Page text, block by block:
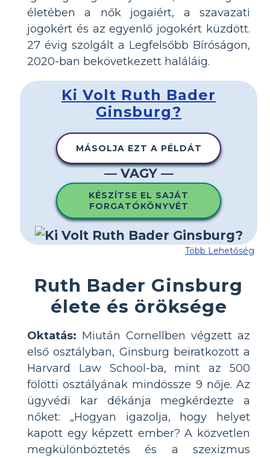
életében a nők jogaiért, a szavazati
jogokért és az egyenlő jogokért küzdött.
27 évig szolgált a Legfelsőbb Bíróságon,
2020-ban bekövetkezett haláláig.
Ki Volt Ruth Bader
Ginsburg?
MÁSOLJA EZT A PÉLDÁT
— VAGY —
KÉSZÍTSE EL SAJÁT
FORGATÓKÖNYVÉT
Több Lehetőség
Ruth Bader Ginsburg
élete és öröksége
Oktatás: Miután Cornellben végzett az
első osztályban, Ginsburg beiratkozott a
Harvard Law School-ba, mint az 500
fölötti osztályának mindössze 9 nője. Az
ügyvédi kar dékánja megkérdezte a
nőket: „Hogyan igazolja, hogy helyet
kapott egy képzett ember? A közvetlen
megkülönböztetés és a szexizmus